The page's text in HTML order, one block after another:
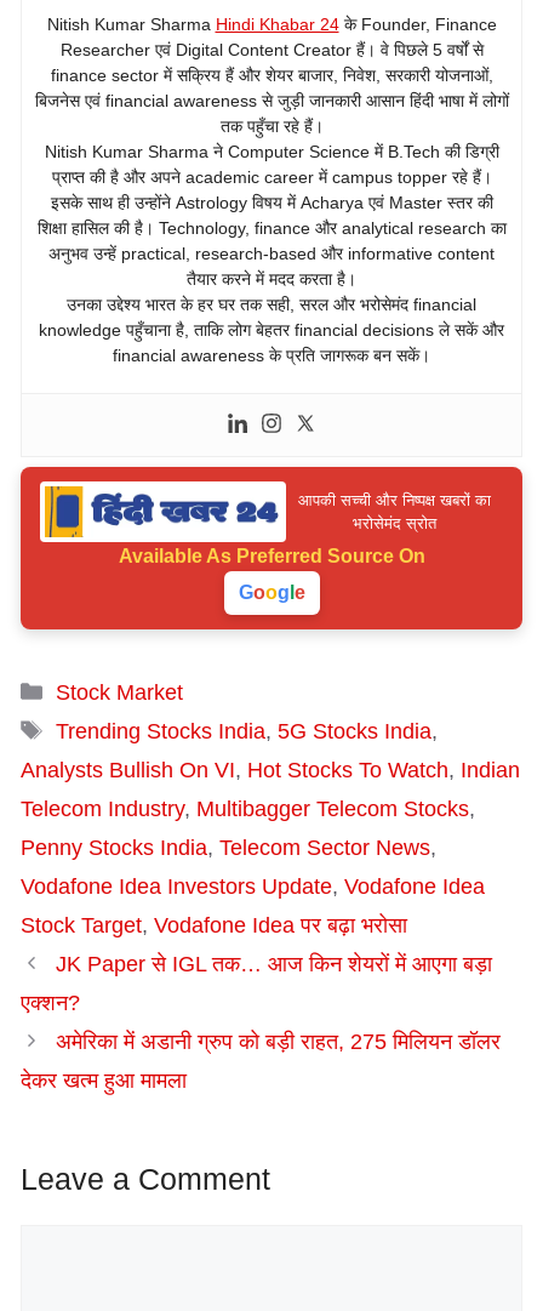
Nitish Kumar Sharma Hindi Khabar 24के Founder, Finance
Researcher एवं Digital Content Creator हैं। वे पिछले 5 वर्षों से
finance sector में सक्रिय हैं और शेयर बाजार, निवेश, सरकारी योजनाओं,
बिजनेस एवं financial awareness से जुड़ी जानकारी आसान हिंदी भाषा में लोगों
तक पहुँचा रहे हैं।
Nitish Kumar Sharma ने Computer Science में B.Tech की डिग्री
प्राप्त की है और अपने academic career में campus topper रहे हैं।
इसके साथ ही उन्होंने Astrology विषय में Acharya एवं Master स्तर की
शिक्षा हासिल की है। Technology, finance और analytical research का
अनुभव उन्हें practical, research-based और informative content
तैयार करने में मदद करता है।
उनका उद्देश्य भारत के हर घर तक सही, सरल और भरोसेमंद financial
knowledge पहुँचाना है, ताकि लोग बेहतर financial decisions ले सकें और
financial awareness के प्रति जागरूक बन सकें।
आपकी सच्ची और निष्पक्ष खबरों का
भरोसेमंद स्रोत
Available As Preferred Source On
Goog e
Categories
Stock Market
Tags
Trending Stocks India, 5G Stocks India,
Analysts Bullish On VI, Hot Stocks To Watch, Indian
Telecom Industry, Multibagger Telecom Stocks,
Penny Stocks India, Telecom Sector News,
Vodafone Idea Investors Update, Vodafone Idea
Stock Target, Vodafone Idea पर बढ़ा भरोसा
JK Paper से IGL तक… आज किन शेयरों में आएगा बड़ा
एक्शन?
अमेरिका में अडानी ग्रुप को बड़ी राहत, 275 मिलियन डॉलर
देकर खत्म हुआ मामला
Leave a Comment